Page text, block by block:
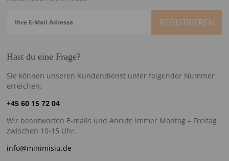
Hast du eine Frage?
Sie können unseren Kundendienst unter folgender Nummer
erreichen:
+45 60 15 72 04
Wir beantworten E-mails und Anrufe immer Montag – Freitag
zwischen 10-15 Uhr.
info@minimisiu.de
Ihre E-Mail Adresse